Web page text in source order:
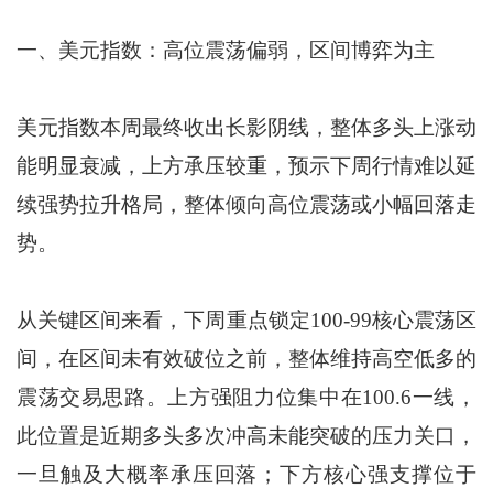
一、美元指数：高位震荡偏弱，区间博弈为主
美元指数本周最终收出长影阴线，整体多头上涨动
能明显衰减，上方承压较重，预示下周行情难以延
续强势拉升格局，整体倾向高位震荡或小幅回落走
势。
从关键区间来看，下周重点锁定100-99核心震荡区
间，在区间未有效破位之前，整体维持高空低多的
震荡交易思路。上方强阻力位集中在100.6一线，
此位置是近期多头多次冲高未能突破的压力关口，
一旦触及大概率承压回落；下方核心强支撑位于